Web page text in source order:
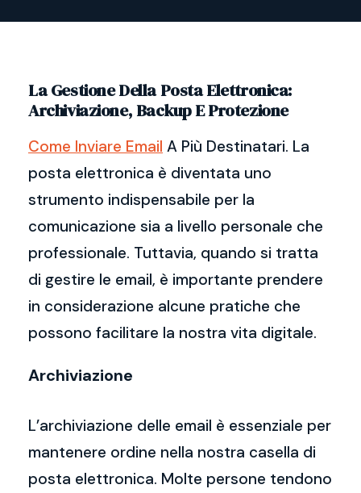
La Gestione Della Posta Elettronica:
Archiviazione, Backup E Protezione
Come Inviare Email A Più Destinatari. La
posta elettronica è diventata uno
strumento indispensabile per la
comunicazione sia a livello personale che
professionale. Tuttavia, quando si tratta
di gestire le email, è importante prendere
in considerazione alcune pratiche che
possono facilitare la nostra vita digitale.
Archiviazione
L’archiviazione delle email è essenziale per
mantenere ordine nella nostra casella di
posta elettronica. Molte persone tendono